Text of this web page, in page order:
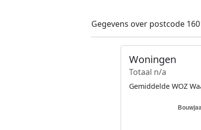
Gegevens over postcode
Woningen
Totaal n/a
Gemiddelde WOZ